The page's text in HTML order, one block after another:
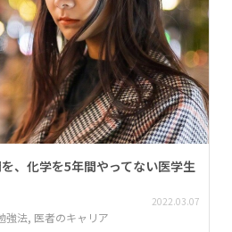
、化学を5年間やってない医学生
2022.03.07
強法, 医者のキャリア